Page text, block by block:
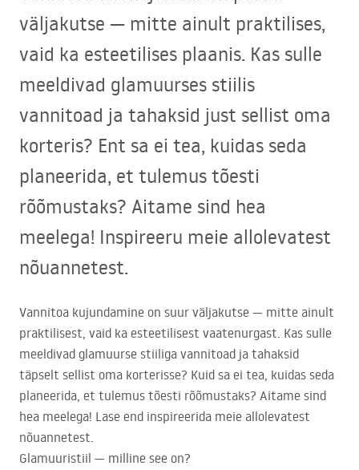
väljakutse — mitte ainult praktilises,
vaid ka esteetilises plaanis. Kas sulle
meeldivad glamuurses stiilis
vannitoad ja tahaksid just sellist oma
korteris? Ent sa ei tea, kuidas seda
planeerida, et tulemus tõesti
rõõmustaks? Aitame sind hea
meelega! Inspireeru meie allolevatest
nõuannetest.
Vannitoa kujundamine on suur väljakutse — mitte ainult
praktilisest, vaid ka esteetilisest vaatenurgast. Kas sulle
meeldivad glamuurse stiiliga vannitoad ja tahaksid
täpselt sellist oma korterisse? Kuid sa ei tea, kuidas seda
planeerida, et tulemus tõesti rõõmustaks? Aitame sind
hea meelega! Lase end inspireerida meie allolevatest
nõuannetest.
Glamuuristiil — milline see on?